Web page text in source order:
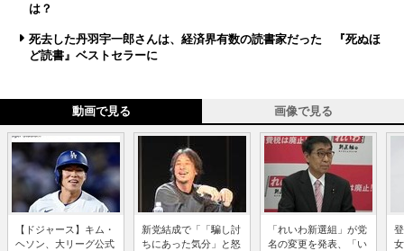
は？
死去した丹羽宇一郎さんは、経済界有数の読書家だった 『死ぬほ
ど読書』ベストセラーに
動画で見る 画像で見る
【ドジャース】キム・
ヘソン、大リーグ公式
新党結成で「「騙し討
ちにあった気分」と怒
「れいわ新選組」が党
名の変更を発表、「い